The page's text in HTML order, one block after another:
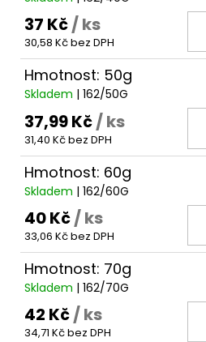
37 Kč/ ks
30,58 Kč bez DPH
Hmotnost: 50g
Skladem | 162/50G
37,99 Kč/ ks
31,40 Kč bez DPH
Hmotnost: 60g
Skladem | 162/60G
40 Kč/ ks
33,06 Kč bez DPH
Hmotnost: 70g
Skladem | 162/70G
42 Kč/ ks
34,71 Kč bez DPH